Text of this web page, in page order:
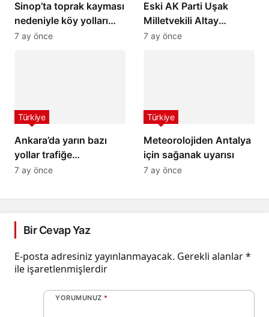
Sinop’ta toprak kayması
nedeniyle köy yolları
ulaşıma kapandı
7 ay önce
Eski AK Parti Uşak
Milletvekili Altay
hayatını kaybetti
7 ay önce
Ankara’da yarın bazı
yollar trafiğe
kapatılacak
Türkiye
7 ay önce
Meteorolojiden Antalya
için sağanak uyarısı
Türkiye
7 ay önce
Bir Cevap Yaz
E-posta adresiniz yayınlanmayacak. Gerekli alanlar*
ile işaretlenmişlerdir
YORUMUNUZ *